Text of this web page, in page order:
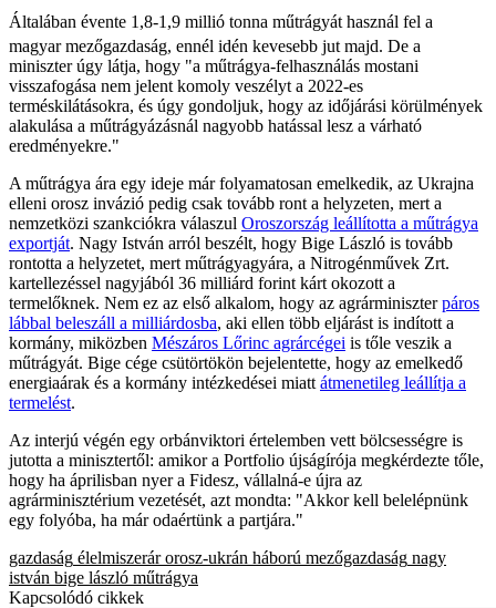
Általában évente 1,8-1,9 millió tonna műtrágyát használ fel a
magyar mezőgazdaság, ennél idén kevesebb jut majd. De a
miniszter úgy látja, hogy "a műtrágya-felhasználás mostani
visszafogása nem jelent komoly veszélyt a 2022-es
terméskilátásokra, és úgy gondoljuk, hogy az időjárási körülmények
alakulása a műtrágyázásnál nagyobb hatással lesz a várható
eredményekre."
A műtrágya ára egy ideje már folyamatosan emelkedik, az Ukrajna
elleni orosz invázió pedig csak tovább ront a helyzeten, mert a
nemzetközi szankciókra válaszul Oroszország leállította a műtrágya
exportját. Nagy István arról beszélt, hogy Bige László is tovább
rontotta a helyzetet, mert műtrágyagyára, a Nitrogénművek Zrt.
kartellezéssel nagyjából 36 milliárd forint kárt okozott a
termelőknek. Nem ez az első alkalom, hogy az agrárminiszterpáros
lábbal beleszáll a milliárdosba, aki ellen több eljárást is indított a
kormány, miközben Mészáros Lőrinc agrárcégei is tőle veszik a
műtrágyát. Bige cége csütörtökön bejelentette, hogy az emelkedő
energiaárak és a kormány intézkedései miatt átmenetileg leállítja a
termelést.
Az interjú végén egy orbánviktori értelemben vett bölcsességre is
jutotta a minisztertől: amikor a Portfolio újságírója megkérdezte tőle,
hogy ha áprilisban nyer a Fidesz, vállalná-e újra az
agrárminisztérium vezetését, azt mondta: "Akkor kell belelépnünk
egy folyóba, ha már odaértünk a partjára."
gazdaság élelmiszerár orosz-ukrán háború mezőgazdaság nagy
istván bige lászló műtrágya
Kapcsolódó cikkek